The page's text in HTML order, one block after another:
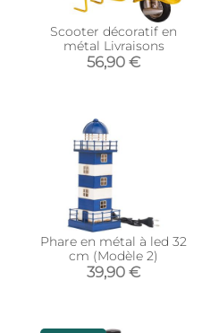
Scooter décoratif en
métal Livraisons
56,90 €
Phare en métal à led 32
cm (Modèle 2)
39,90 €